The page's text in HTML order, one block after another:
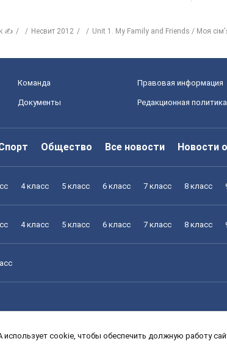
✍ Несвит 2012
Unit 1. My Family and Friends / Моя сім'я
Команда Правовая информация
Документы Редакционная политика
Общество Все новости Новости
4 класс 5 класс 6 класс 7 класс 8 класс
4 класс 5 класс 6 класс 7 класс 8 класс
4 класс 5 класс 6 класс 7 класс 8 класс
использует cookie, чтобы обеспечить должную работу